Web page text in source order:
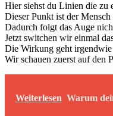
Hier siehst du Linien die zu
Dieser Punkt ist der
Dadurch folgt das Auge
Jetzt switchen wir einmal
Die Wirkung geht
Wir schauen zuerst auf den
Weiterlesen Warum